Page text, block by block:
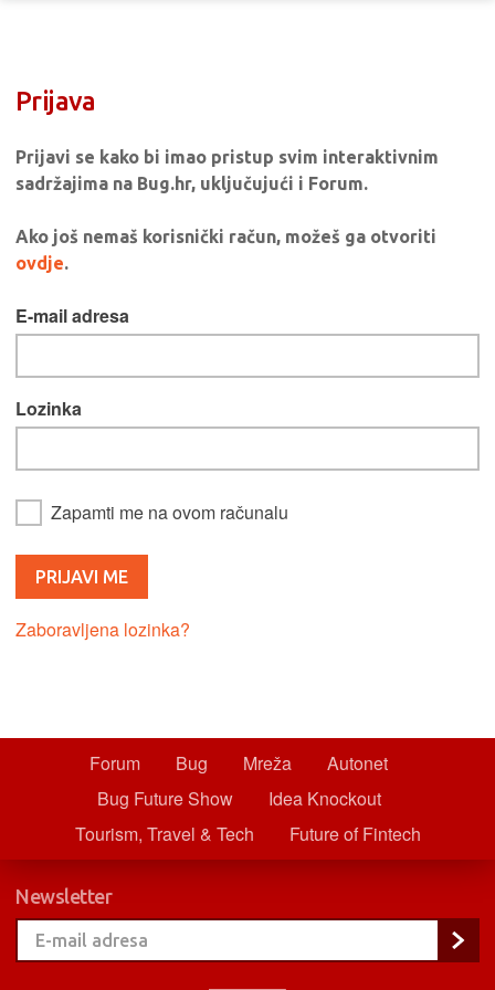
Prijava
Prijavi se kako bi imao pristup svim interaktivnim
sadržajima na Bug.hr, uključujući i Forum.
Ako još nemaš korisnički račun, možeš ga otvoriti
ovdje.
E-mail adresa
Lozinka
Zapamti me na ovom računalu
Zaboravljena lozinka?
Forum Bug Mreža
Autonet
Bug Future Show
Idea Knockout
Tourism, Travel & Tech
Future of Fintech
Newsletter